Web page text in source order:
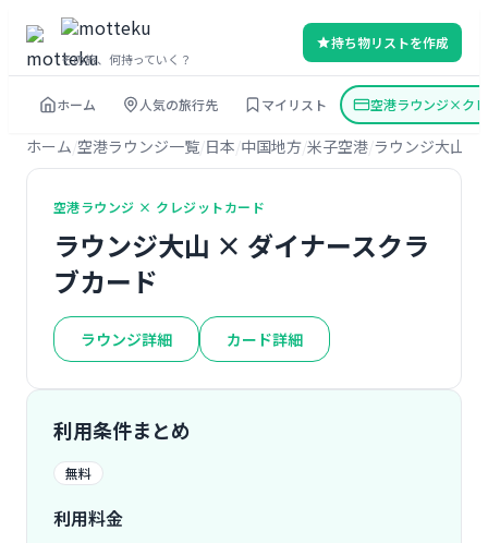
その旅、何持っていく？
持ち物リストを作成
ホーム 人気の旅行先 マイリスト 空港ラウンジ×ク
ホーム 空港ラウンジ一覧 日本 中国地方 米子空港 ラウンジ大山
空港ラウンジ × クレジットカード
ラウンジ大山 × ダイナースクラ
ブカード
ラウンジ詳細 カード詳細
利用条件まとめ
無料
利用料金